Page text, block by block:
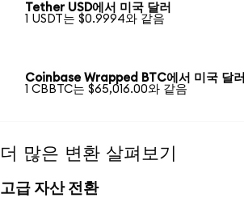
Tether USD에서 미국 달러
1 USDT는 $0.9994와 같음
Coinbase Wrapped BTC에서 미국 달러
1 CBBTC는 $65,016.00와 같음
더 많은 변환 살펴보기
고급 자산 전환